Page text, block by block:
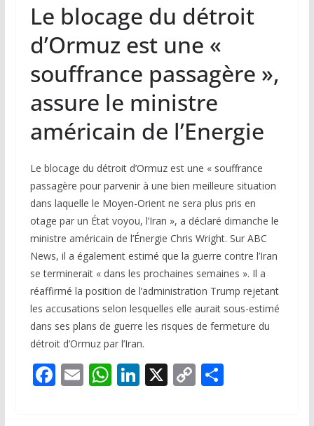
Le blocage du détroit
d’Ormuz est une «
souffrance passagère »,
assure le ministre
américain de l’Energie
Le blocage du détroit d’Ormuz est une « souffrance
passagère pour parvenir à une bien meilleure situation
dans laquelle le Moyen-Orient ne sera plus pris en
otage par un État voyou, l’Iran », a déclaré dimanche le
ministre américain de l’Énergie Chris Wright. Sur ABC
News, il a également estimé que la guerre contre l’Iran
se terminerait « dans les prochaines semaines ». Il a
réaffirmé la position de l’administration Trump rejetant
les accusations selon lesquelles elle aurait sous-estimé
dans ses plans de guerre les risques de fermeture du
détroit d’Ormuz par l’Iran.
F E W Li X C P